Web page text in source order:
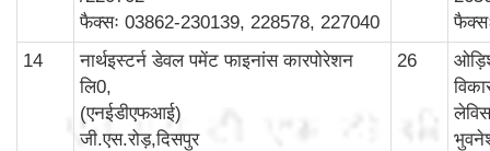
फैक्सः 03862-230139, 228578, 227040
14
नार्थइस्टर्न डेवल पमेंट फाइनांस कारपोरेशन
लि0,
(एनईडीएफआई)
जी.एस.रोड़,दिसपुर
26